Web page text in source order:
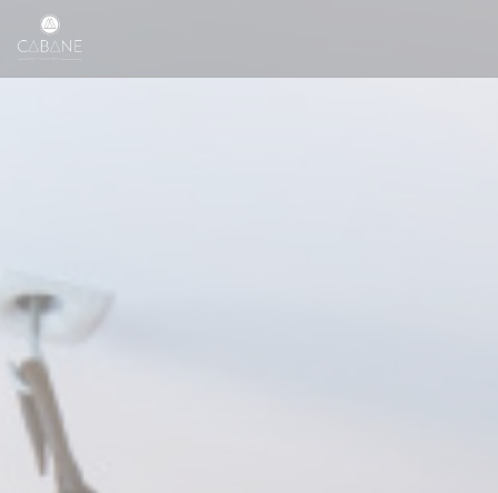
Painel de Gerenciamento de Cookies